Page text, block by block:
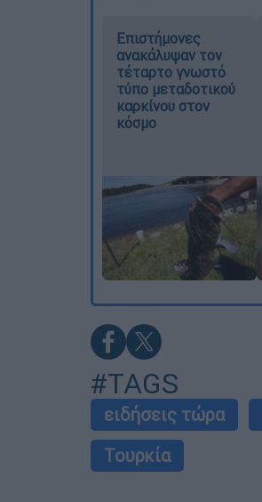
Επιστήμονες
ανακάλυψαν τον
τέταρτο γνωστό
τύπο μεταδοτικού
καρκίνου στον
κόσμο
#TAGS
ειδήσεις τώρα
Τουρκία